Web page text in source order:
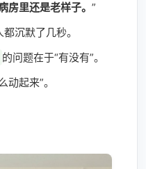
房里还是老样子。 ”
沉默了几秒。
的问题在于“有没有”。
起来”。